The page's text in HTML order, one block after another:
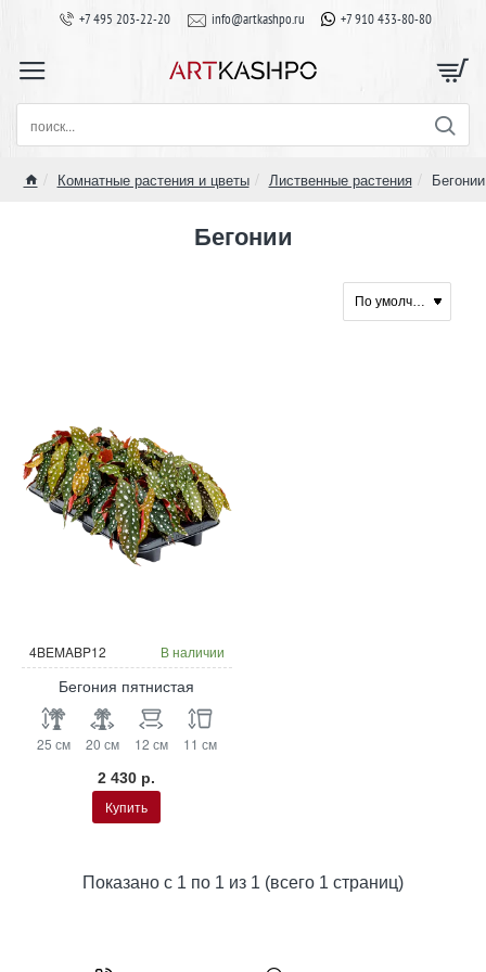
+7 495 203-22-20 info@artkashpo.ru +7 910 433-80-80
поиск...
Комнатные растения и цветы Лиственные растения Бегонии
Бегонии
4BEMABP12 В наличии
Бегония пятнистая
25 см 20 см 12 см 11 см
2 430 р.
Купить
Показано с 1 по 1 из 1 (всего 1 страниц)